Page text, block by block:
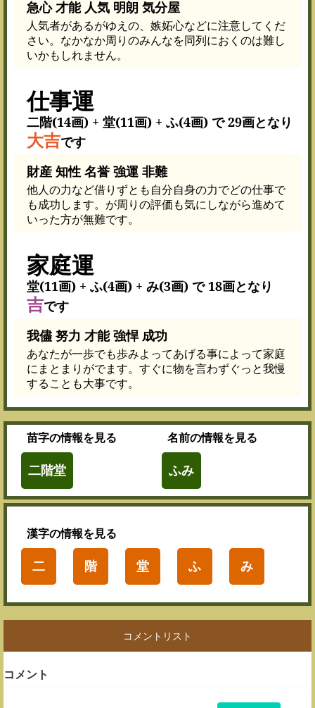
急心 才能 人気 明朗 気分屋
人気者があるがゆえの、嫉妬心などに注意してくだ
さい。なかなか周りのみんなを同列におくのは難し
いかもしれません。
仕事運
二階(14画) + 堂(11画) + ふ(4画) で 29画となり
大吉です
財産 知性 名誉 強運 非難
他人の力など借りずとも自分自身の力でどの仕事で
も成功します。が周りの評価も気にしながら進めて
いった方が無難です。
家庭運
堂(11画) + ふ(4画) + み(3画) で 18画となり
吉です
我儘 努力 才能 強悍 成功
あなたが一歩でも歩みよってあげる事によって家庭
にまとまりがでます。すぐに物を言わずぐっと我慢
することも大事です。
苗字の情報を見る
二階堂
名前の情報を見る
ふみ
漢字の情報を見る
二 階 堂 ふ み
コメントリスト
コメント